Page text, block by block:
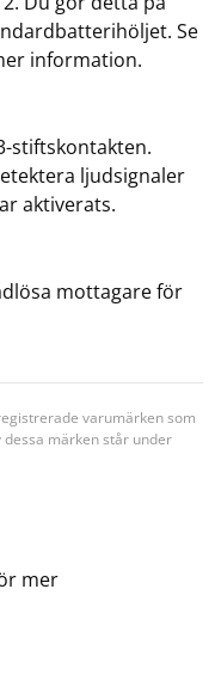
Se
information.
stiftskontakten.
ljudsignaler
aktiverats.
mottagare för
varumärken som
dessa märken står under
mer